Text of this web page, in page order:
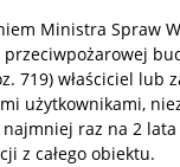
Ministra Spraw
719) właściciel lub
użytkownikami,
raz na 2
z całego obiektu.